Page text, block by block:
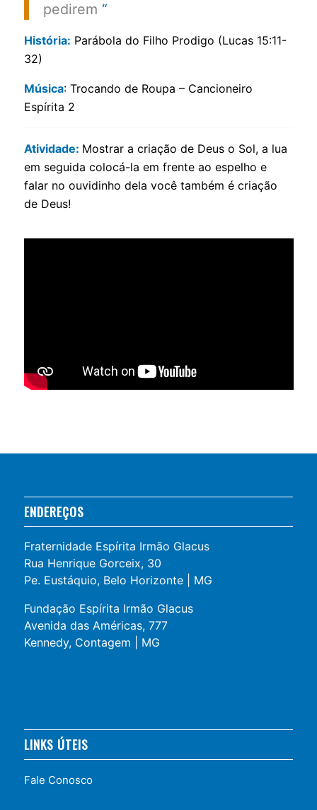
pedirem “
História: Parábola do Filho Prodigo (Lucas 15:11-
32)
Música: Trocando de Roupa – Cancioneiro
Espírita 2
Atividade: Mostrar a criação de Deus o Sol, a lua
em seguida colocá-la em frente ao espelho e
falar no ouvidinho dela você também é criação
de Deus!
ENDEREÇOS
Fraternidade Espírita Irmão Glacus
Rua Henrique Gorceix, 30
Pe. Eustáquio, Belo Horizonte | MG
Fundação Espírita Irmão Glacus
Avenida das Américas, 777
Kennedy, Contagem | MG
LINKS ÚTEIS
Fale Conosco